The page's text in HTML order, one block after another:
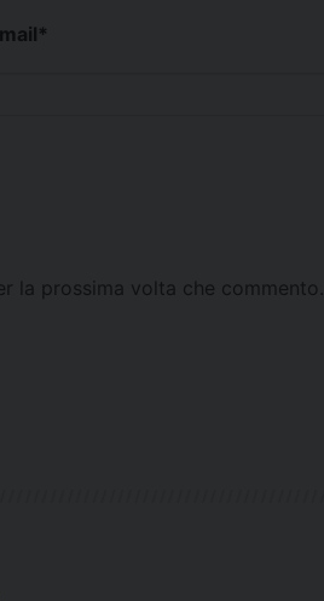
*
la prossima volta che commento.